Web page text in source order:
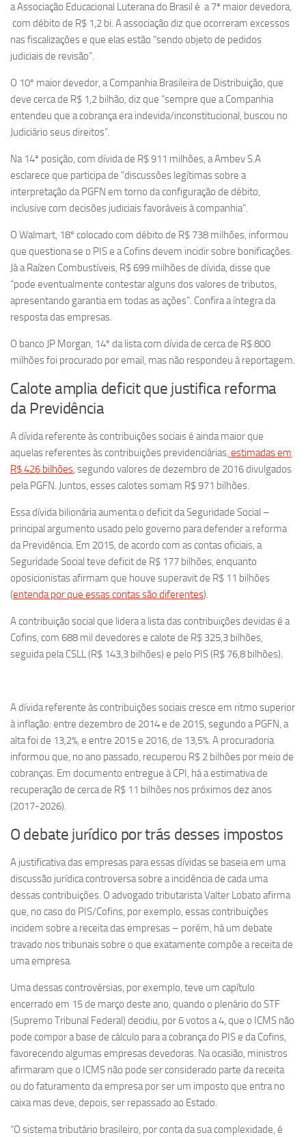
a Associação Educacional Luterana do Brasil é a 7ª maior devedora,
com débito de R$ 1,2 bi. A associação diz que ocorreram excessos
nas fiscalizações e que elas estão “sendo objeto de pedidos
judiciais de revisão”.
O 10º maior devedor, a Companhia Brasileira de Distribuição, que
deve cerca de R$ 1,2 bilhão, diz que “sempre que a Companhia
entendeu que a cobrança era indevida/inconstitucional, buscou no
Judiciário seus direitos”.
Na 14ª posição, com dívida de R$ 911 milhões, a Ambev S.A
esclarece que participa de “discussões legítimas sobre a
interpretação da PGFN em torno da configuração de débito,
inclusive com decisões judiciais favoráveis à companhia”.
O Walmart, 18º colocado com débito de R$ 738 milhões, informou
que questiona se o PIS e a Cofins devem incidir sobre bonificações.
Já a Raízen Combustíveis, R$ 699 milhões de dívida, disse que
“pode eventualmente contestar alguns dos valores de tributos,
apresentando garantia em todas as ações”. Confira a íntegra da
resposta das empresas.
O banco JP Morgan, 14º da lista com dívida de cerca de R$ 800
milhões foi procurado por email, mas não respondeu à reportagem.
Calote amplia deficit que justifica reforma
da Previdência
A dívida referente às contribuições sociais é ainda maior que
aquelas referentes às contribuições previdenciárias, estimadas em
R$ 426 bilhões, segundo valores de dezembro de 2016 divulgados
pela PGFN. Juntos, esses calotes somam R$ 971 bilhões.
Essa dívida bilionária aumenta o deficit da Seguridade Social –
principal argumento usado pelo governo para defender a reforma
da Previdência. Em 2015, de acordo com as contas oficiais, a
Seguridade Social teve deficit de R$ 177 bilhões, enquanto
oposicionistas afirmam que houve superavit de R$ 11 bilhões
(entenda por que essas contas são diferentes).
A contribuição social que lidera a lista das contribuições devidas é a
Cofins, com 688 mil devedores e calote de R$ 325,3 bilhões,
seguida pela CSLL (R$ 143,3 bilhões) e pelo PIS (R$ 76,8 bilhões).
A dívida referente às contribuições sociais cresce em ritmo superior
à inflação: entre dezembro de 2014 e de 2015, segundo a PGFN, a
alta foi de 13,2%, e entre 2015 e 2016, de 13,5%. A procuradoria
informou que, no ano passado, recuperou R$ 2 bilhões por meio de
cobranças. Em documento entregue à CPI, há a estimativa de
recuperação de cerca de R$ 11 bilhões nos próximos dez anos
(2017-2026).
O debate jurídico por trás desses impostos
A justificativa das empresas para essas dívidas se baseia em uma
discussão jurídica controversa sobre a incidência de cada uma
dessas contribuições. O advogado tributarista Valter Lobato afirma
que, no caso do PIS/Cofins, por exemplo, essas contribuições
incidem sobre a receita das empresas – porém, há um debate
travado nos tribunais sobre o que exatamente compõe a receita de
uma empresa.
Uma dessas controvérsias, por exemplo, teve um capítulo
encerrado em 15 de março deste ano, quando o plenário do STF
(Supremo Tribunal Federal) decidiu, por 6 votos a 4, que o ICMS não
pode compor a base de cálculo para a cobrança do PIS e da Cofins,
favorecendo algumas empresas devedoras. Na ocasião, ministros
afirmaram que o ICMS não pode ser considerado parte da receita
ou do faturamento da empresa por ser um imposto que entra no
caixa mas deve, depois, ser repassado ao Estado.
“O sistema tributário brasileiro, por conta da sua complexidade, é